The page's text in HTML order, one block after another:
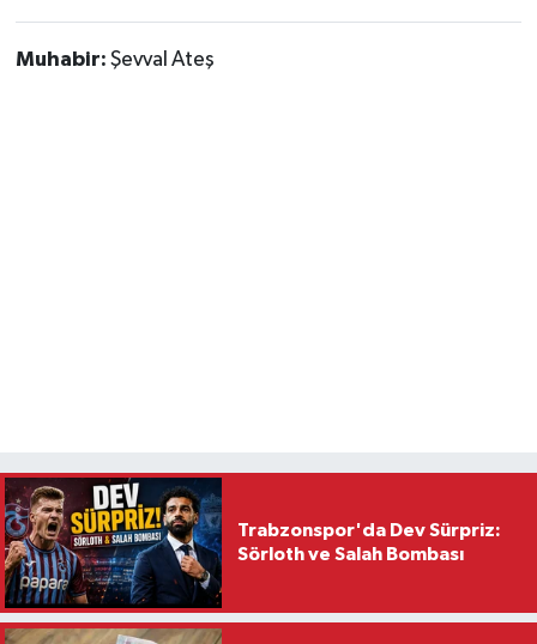
Muhabir: Şevval Ateş
Trabzonspor'da Dev Sürpriz:
Sörloth ve Salah Bombası